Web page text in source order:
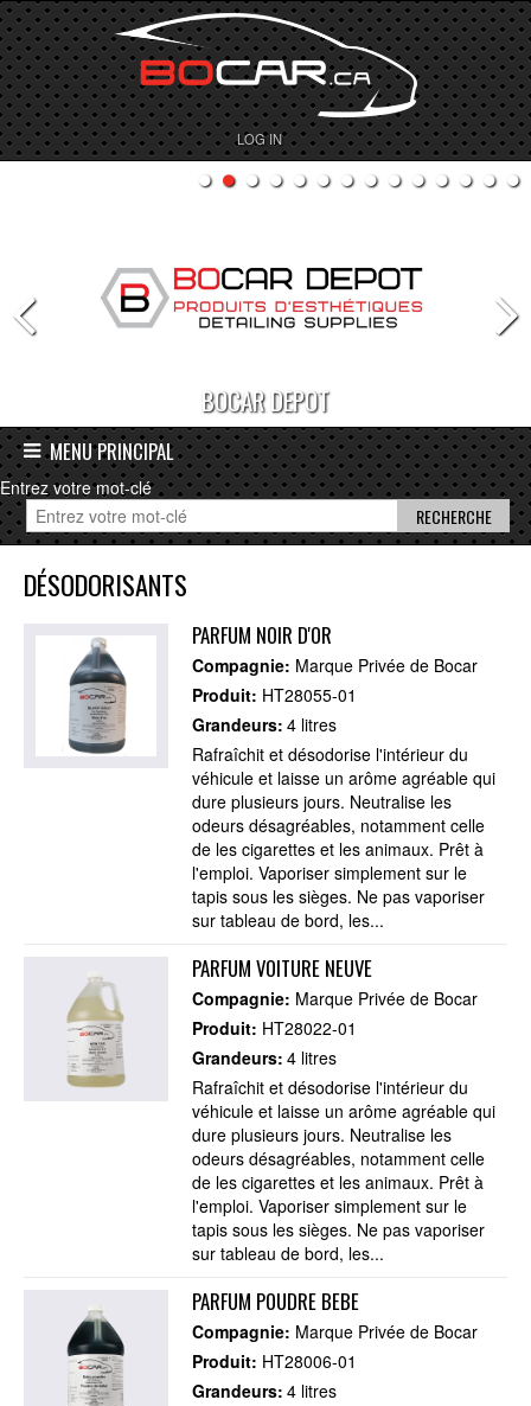
LOG IN
BOCAR DEPOT
MENU PRINCIPAL
Entrez votre mot-clé
DÉSODORISANTS
PARFUM NOIR D'OR
Compagnie: Marque Privée de Bocar
Produit: HT28055-01
Grandeurs: 4 litres
Rafraîchit et désodorise l'intérieur du
véhicule et laisse un arôme agréable qui
dure plusieurs jours. Neutralise les
odeurs désagréables, notamment celle
de les cigarettes et les animaux. Prêt à
l'emploi. Vaporiser simplement sur le
tapis sous les sièges. Ne pas vaporiser
sur tableau de bord, les...
PARFUM VOITURE NEUVE
Compagnie: Marque Privée de Bocar
Produit: HT28022-01
Grandeurs: 4 litres
Rafraîchit et désodorise l'intérieur du
véhicule et laisse un arôme agréable qui
dure plusieurs jours. Neutralise les
odeurs désagréables, notamment celle
de les cigarettes et les animaux. Prêt à
l'emploi. Vaporiser simplement sur le
tapis sous les sièges. Ne pas vaporiser
sur tableau de bord, les...
PARFUM POUDRE BEBE
Compagnie: Marque Privée de Bocar
Produit: HT28006-01
Grandeurs: 4 litres